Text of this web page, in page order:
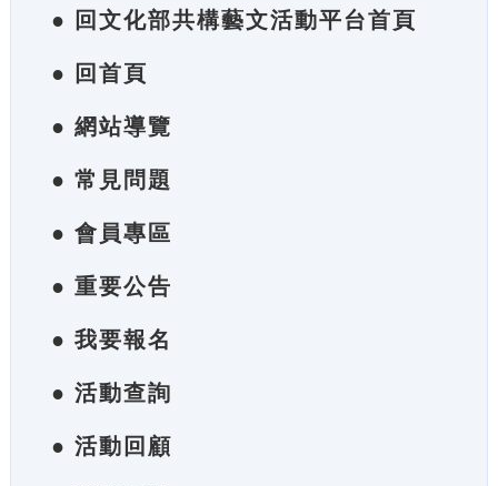
● 回文化部共構藝文活動平台首頁
● 回首頁
● 網站導覽
● 常見問題
● 會員專區
● 重要公告
● 我要報名
● 活動查詢
● 活動回顧